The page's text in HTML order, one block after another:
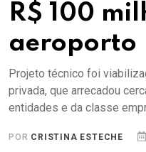
R$ 100
aeroporto
Projeto técnico foi
privada, que arrecadou
entidades e da classe
POR CRISTINA ESTECHE